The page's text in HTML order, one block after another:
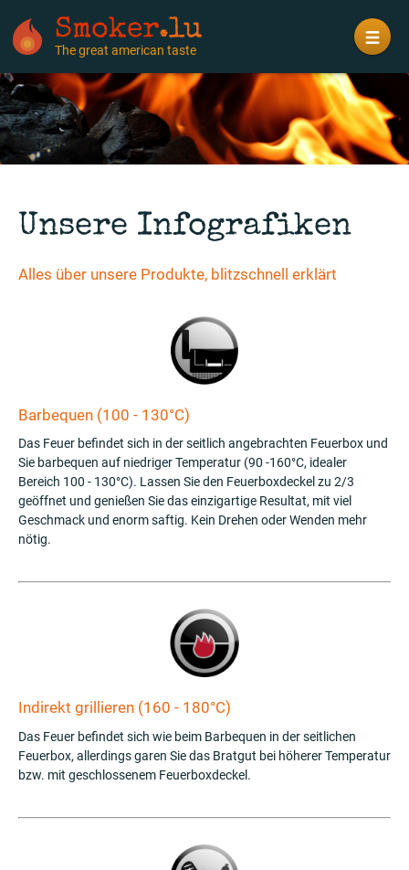
Smoker.lu
The great american taste
Unsere Infografiken
Alles über unsere Produkte, blitzschnell erklärt
Barbequen (100 - 130°C)
Das Feuer befindet sich in der seitlich angebrachten Feuerbox und
Sie barbequen auf niedriger Temperatur (90 -160°C, idealer
Bereich 100 - 130°C). Lassen Sie den Feuerboxdeckel zu 2/3
geöffnet und genießen Sie das einzigartige Resultat, mit viel
Geschmack und enorm saftig. Kein Drehen oder Wenden mehr
nötig.
Indirekt grillieren (160 - 180°C)
Das Feuer befindet sich wie beim Barbequen in der seitlichen
Feuerbox, allerdings garen Sie das Bratgut bei höherer Temperatur
bzw. mit geschlossenem Feuerboxdeckel.